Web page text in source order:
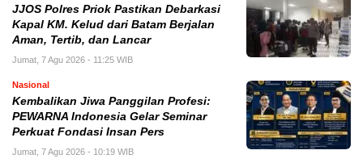
JJOS Polres Priok Pastikan Debarkasi
Kapal KM. Kelud dari Batam Berjalan
Aman, Tertib, dan Lancar
Jumat, 7 Agu 2026 - 11:25 WIB
Nasional
Kembalikan Jiwa Panggilan Profesi:
PEWARNA Indonesia Gelar Seminar
Perkuat Fondasi Insan Pers
Jumat, 7 Agu 2026 - 10:19 WIB